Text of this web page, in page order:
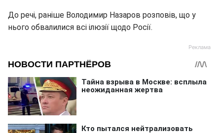
До речі, раніше Володимир Назаров розповів, що у
нього обвалилися всі ілюзії щодо Росії.